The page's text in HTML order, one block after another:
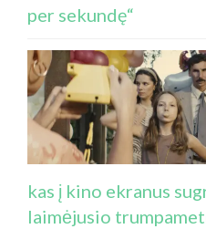
per sekundę“
kas į kino ekranus
laimėjusio